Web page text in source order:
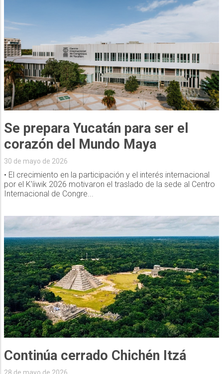
Se prepara Yucatán para ser el
corazón del Mundo Maya
30 de mayo de 2026
• El crecimiento en la participación y el interés internacional
por el K’íiwik 2026 motivaron el traslado de la sede al Centro
Internacional de Congre...
Continúa cerrado Chichén Itzá
28 de mayo de 2026